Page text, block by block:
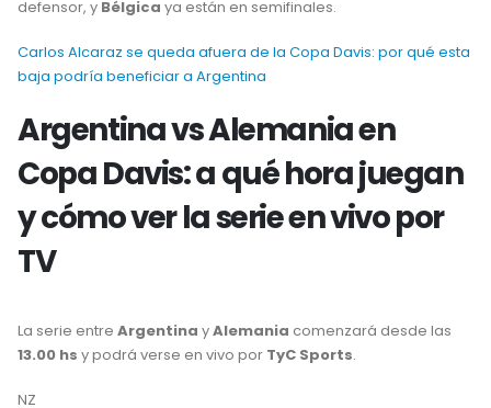
defensor, y Bélgica ya están en semifinales.
Carlos Alcaraz se queda afuera de la Copa Davis: por qué esta
baja podría beneficiar a Argentina
Argentina vs Alemania en
Copa Davis: a qué hora juegan
y cómo ver la serie en vivo por
TV
La serie entre Argentina yAlemania comenzará desde las
13.00 hs y podrá verse en vivo por TyC Sports.
NZ